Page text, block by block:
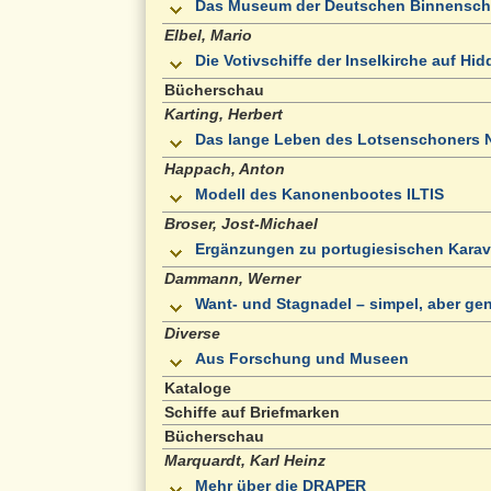
Das Museum der Deutschen
Elbel, Mario
Die Votivschiffe der Inselkirche auf
Bücherschau
Karting, Herbert
Das lange Leben des Lotsenschoners
Happach, Anton
Modell des Kanonenbootes ILTIS
Broser, Jost-Michael
Ergänzungen zu portugiesischen
Dammann, Werner
Want- und Stagnadel – simpel, aber
Diverse
Aus Forschung und Museen
Kataloge
Schiffe auf Briefmarken
Bücherschau
Marquardt, Karl Heinz
Mehr über die DRAPER